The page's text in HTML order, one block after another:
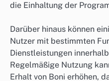
die Einhaltung der
Darüber hinaus können
Nutzer mit bestimmten
Dienstleistungen
Regelmäßige Nutzung
Erhalt von Boni erhöhen,